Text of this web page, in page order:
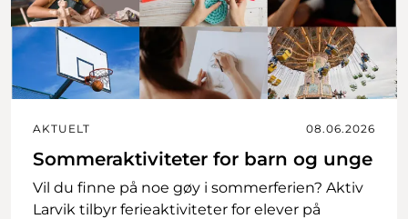
AKTUELT 08.06.2026
Sommeraktiviteter for barn og unge
Vil du finne på noe gøy i sommerferien? Aktiv
Larvik tilbyr ferieaktiviteter for elever på